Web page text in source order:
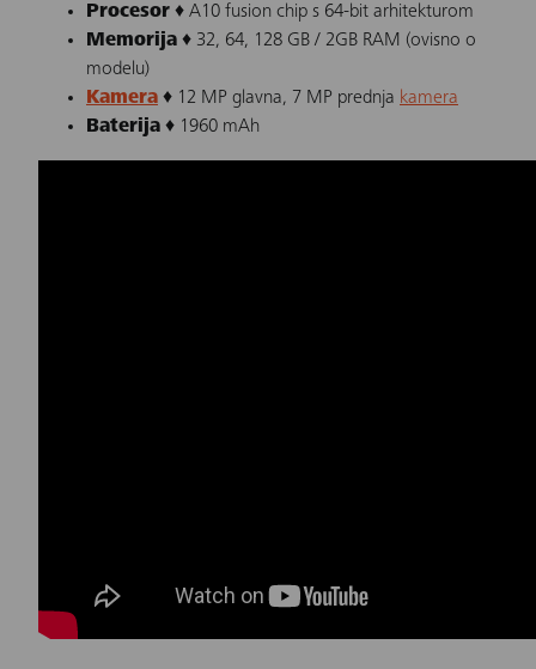
Procesor ♦ A10 fusion chip s 64-bit arhitekturom
Memorija ♦ 32, 64, 128 GB / 2GB RAM (ovisno o
modelu)
Kamera ♦ 12 MP glavna, 7 MP prednja kamera
Baterija ♦ 1960 mAh